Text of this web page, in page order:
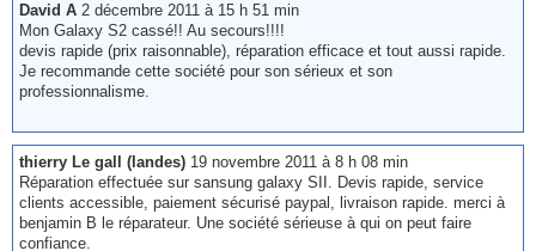
David A 2 décembre 2011 à 15 h 51 min
Mon Galaxy S2 cassé!! Au secours!!!!
devis rapide (prix raisonnable), réparation efficace et tout aussi rapide.
Je recommande cette société pour son sérieux et son
professionnalisme.
thierry Le gall (landes) 19 novembre 2011 à 8 h 08 min
Réparation effectuée sur sansung galaxy SII. Devis rapide, service
clients accessible, paiement sécurisé paypal, livraison rapide. merci à
benjamin B le réparateur. Une société sérieuse à qui on peut faire
confiance.